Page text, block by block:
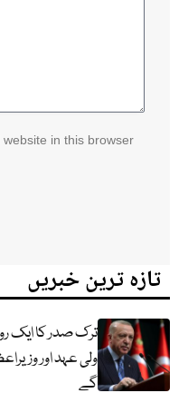
in this browser
تازہ ترین خبریں
ترک صدر کا ایک
ولی عہد اور
گے